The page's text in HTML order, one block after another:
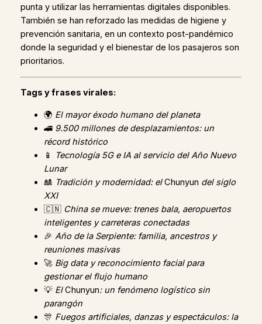
punta y utilizar las herramientas digitales disponibles.
También se han reforzado las medidas de higiene y
prevención sanitaria, en un contexto post-pandémico
donde la seguridad y el bienestar de los pasajeros son
prioritarios.
Tags y frases virales:
🌍 El mayor éxodo humano del planeta
🚄 9.500 millones de desplazamientos: un
récord histórico
📱
Tecnología 5G e IA al servicio del Año Nuevo
Lunar
🎎 Tradición y modernidad: elChunyun del siglo
XXI
🇨🇳 China se mueve: trenes bala, aeropuertos
inteligentes y carreteras conectadas
🎉 Año de la Serpiente: familia, ancestros y
reuniones masivas
🚀 Big data y reconocimiento facial para
gestionar el flujo humano
💡 ElChunyun: un fenómeno logístico sin
parangón
🎊 Fuegos artificiales, danzas y espectáculos: la